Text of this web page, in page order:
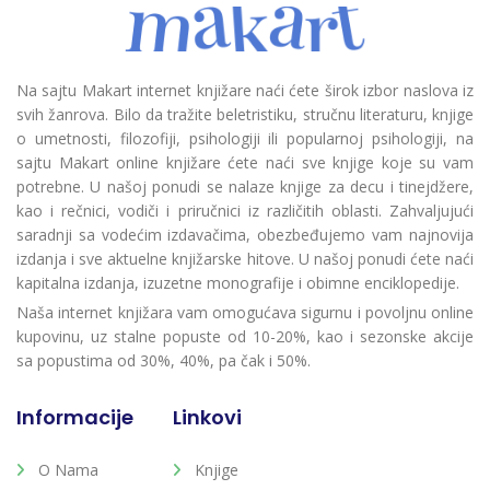
Na sajtu Makart internet knjižare naći ćete širok izbor naslova iz
svih žanrova. Bilo da tražite beletristiku, stručnu literaturu, knjige
o umetnosti, filozofiji, psihologiji ili popularnoj psihologiji, na
sajtu Makart online knjižare ćete naći sve knjige koje su vam
potrebne. U našoj ponudi se nalaze knjige za decu i tinejdžere,
kao i rečnici, vodiči i priručnici iz različitih oblasti. Zahvaljujući
saradnji sa vodećim izdavačima, obezbeđujemo vam najnovija
izdanja i sve aktuelne knjižarske hitove. U našoj ponudi ćete naći
kapitalna izdanja, izuzetne monografije i obimne enciklopedije.
Naša internet knjižara vam omogućava sigurnu i povoljnu online
kupovinu, uz stalne popuste od 10-20%, kao i sezonske akcije
sa popustima od 30%, 40%, pa čak i 50%.
Informacije
O Nama
Linkovi
Knjige